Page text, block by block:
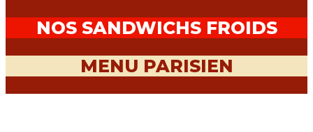
NOS SANDWICHS FROIDS
MENU PARISIEN